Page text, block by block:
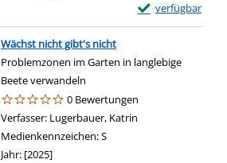
verfügbar
Exemplar-
Wächst nicht gibt's nicht
Problemzonen im Garten in langlebige
Beete verwandeln
0 Bewertungen
Verfasser: Lugerbauer, Katrin
Medienkennzeichen:S
Jahr: [2025]